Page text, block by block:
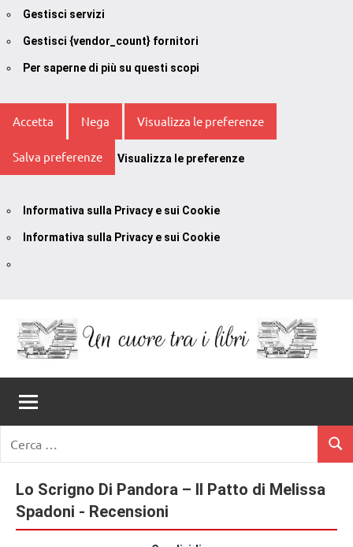
Gestisci servizi
Gestisci {vendor_count} fornitori
Per saperne di più su questi scopi
Accetta Nega Visualizza le preferenze
Salva preferenze Visualizza le preferenze
Informativa sulla Privacy e sui Cookie
Informativa sulla Privacy e sui Cookie
contenuto
Un
Cuore
Tra
I
Libri
romanzi
romance
e
non
solo.
Recensioni,
anteprime,
per:
Lo Scrigno Di Pandora – Il Patto di Melissa
Spadoni - Recensioni